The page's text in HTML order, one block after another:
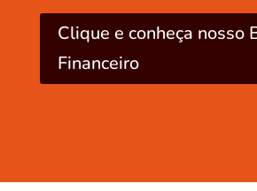
Clique e conheça nosso
Financeiro